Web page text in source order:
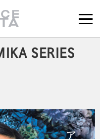
SERIES